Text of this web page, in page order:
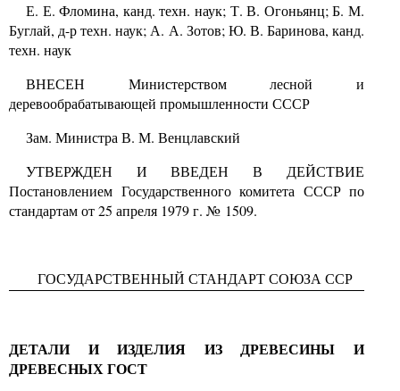
Е. Е. Фломина, канд. техн. наук; Т. В. Огоньянц; Б. М.
Буглай, д-р техн. наук; А. А. Зотов; Ю. В. Баринова, канд.
техн. наук
ВНЕСЕН Министерством лесной и
деревообрабатывающей промышленности СССР
Зам. Министра В. М. Венцлавский
УТВЕРЖДЕН И ВВЕДЕН В ДЕЙСТВИЕ
Постановлением Государственного комитета СССР по
стандартам от 25 апреля 1979 г. № 1509.
ГОСУДАРСТВЕННЫЙ СТАНДАРТ СОЮЗА ССР
ДЕТАЛИ И ИЗДЕЛИЯ ИЗ ДРЕВЕСИНЫ И
ДРЕВЕСНЫХГОСТ